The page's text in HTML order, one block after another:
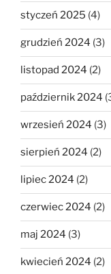
styczeń 2025 (4)
grudzień 2024 (3)
listopad 2024 (2)
październik 2024
wrzesień 2024 (3)
sierpień 2024 (2)
lipiec 2024 (2)
czerwiec 2024 (2)
maj 2024 (3)
kwiecień 2024 (2)